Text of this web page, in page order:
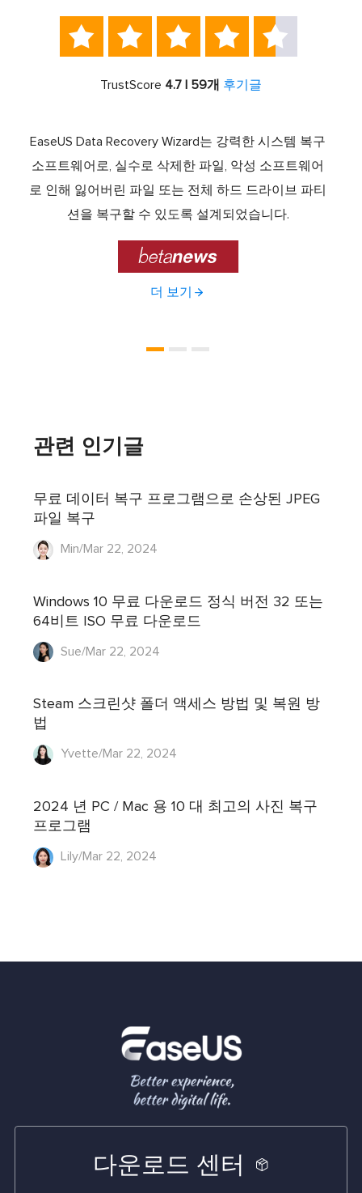
    
TrustScore 4.7 | 59개 후기글
EaseUS Data Recovery Wizard는 강력한 시스템 복구
소프트웨어로, 실수로 삭제한 파일, 악성 소프트웨어
로 인해 잃어버린 파일 또는 전체 하드 드라이브 파티
션을 복구할 수 있도록 설계되었습니다.

더 보기
관련 인기글
무료 데이터 복구 프로그램으로 손상된 JPEG
파일 복구
Min/Mar 22, 2024
Windows 10 무료 다운로드 정식 버전 32 또는
64비트 ISO 무료 다운로드
Sue/Mar 22, 2024
Steam 스크린샷 폴더 액세스 방법 및 복원 방
법
Yvette/Mar 22, 2024
2024 년 PC / Mac 용 10 대 최고의 사진 복구
프로그램
Lily/Mar 22, 2024
다운로드 센터